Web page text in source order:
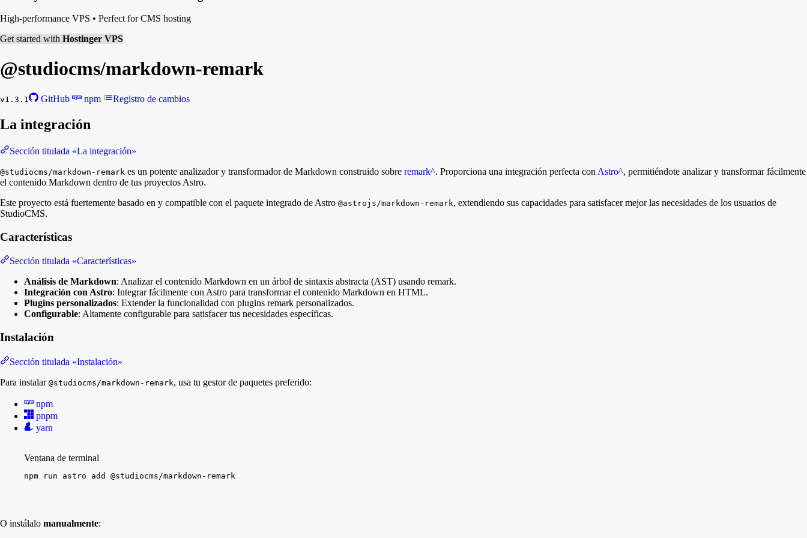
High-performance VPS • Perfect for CMS hosting
Get started with Hostinger VPS
@studiocms/markdown-remark
v1.3.1 GitHub npm Registro de cambios
La integración
Sección titulada «La integración»
@studiocms/markdown-remark es un potente analizador y transformador de Markdown construido sobre remark^. Proporciona una integración perfecta con Astro^, permitiéndote analizar y transformar fácilmente
el contenido Markdown dentro de tus proyectos Astro.
Este proyecto está fuertemente basado en y compatible con el paquete integrado de Astro @astrojs/markdown-remark, extendiendo sus capacidades para satisfacer mejor las necesidades de los usuarios de
StudioCMS.
Características
Sección titulada «Características»
Análisis de Markdown: Analizar el contenido Markdown en un árbol de sintaxis abstracta (AST) usando remark.
Integración con Astro: Integrar fácilmente con Astro para transformar el contenido Markdown en HTML.
Plugins personalizados: Extender la funcionalidad con plugins remark personalizados.
Configurable: Altamente configurable para satisfacer tus necesidades específicas.
Instalación
Sección titulada «Instalación»
Para instalar @studiocms/markdown-remark, usa tu gestor de paquetes preferido:
npm
pnpm
yarn
Ventana de terminal
npm run astro add @studiocms/markdown-remark
O instálalo manualmente: